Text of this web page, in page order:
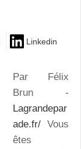
Linkedin
Par Félix
Brun -
Lagrandepar
ade.fr/ Vous
êtes